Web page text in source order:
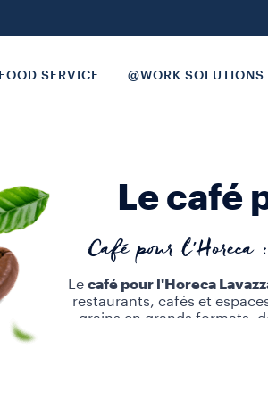
FOOD SERVICE @WORK SOLUTIONS
Le café
Café pour l'Horeca
Le café pour l'Horeca
restaurants, cafés et
grains en grands formats,
solutions combinées qui